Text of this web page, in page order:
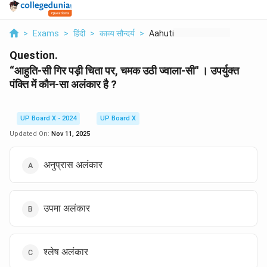
> Exams > हिंदी > काव्य सौन्दर्य > Aahuti Sii Gir Pdii ...
Question.
“आहुति-सी गिर पड़ी चिता पर, चमक उठी ज्वाला-सी" । उपर्युक्त
पंक्ति में कौन-सा अलंकार है ?
UP Board X - 2024
UP Board X
Updated On: Nov 11, 2025
अनुप्रास अलंकार
उपमा अलंकार
श्लेष अलंकार